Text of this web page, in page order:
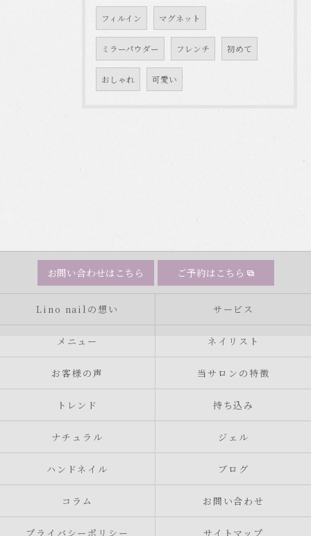
フィルイン マグネット
ミラーパウダー フレンチ 初めて
おしゃれ 可愛い
お問い合わせはこちら ご予約はこちら
Lino nailの想い サービス
メニュー ネイリスト
お客様の声 当サロンの特徴
トレンド 持ち込み
ナチュラル ジェル
ハンドネイル ブログ
コラム お問い合わせ
プライバシーポリシー サイトマップ